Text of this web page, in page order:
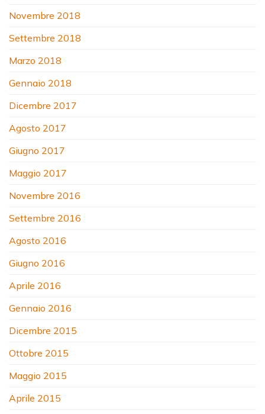
Novembre 2018
Settembre 2018
Marzo 2018
Gennaio 2018
Dicembre 2017
Agosto 2017
Giugno 2017
Maggio 2017
Novembre 2016
Settembre 2016
Agosto 2016
Giugno 2016
Aprile 2016
Gennaio 2016
Dicembre 2015
Ottobre 2015
Maggio 2015
Aprile 2015